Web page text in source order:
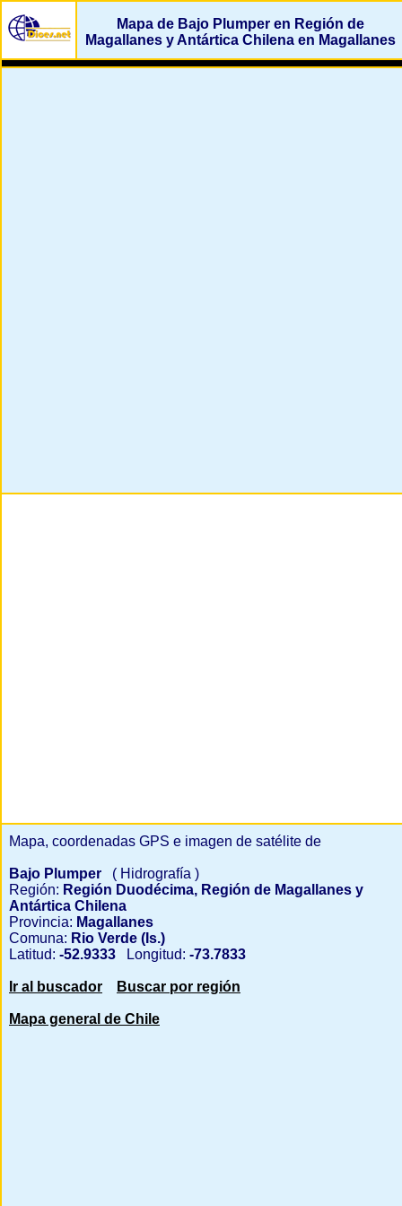
Mapa de Bajo Plumper en Región de
Magallanes y Antártica Chilena en Magallanes
Mapa, coordenadas GPS e imagen de satélite de
Bajo Plumper
( Hidrografía )
Región: Región Duodécima, Región de Magallanes y
Antártica Chilena
Provincia: Magallanes
Comuna: Rio Verde (Is.)
Latitud: -52.9333 Longitud: -73.7833
Ir al buscador Buscar por región
Mapa general de Chile